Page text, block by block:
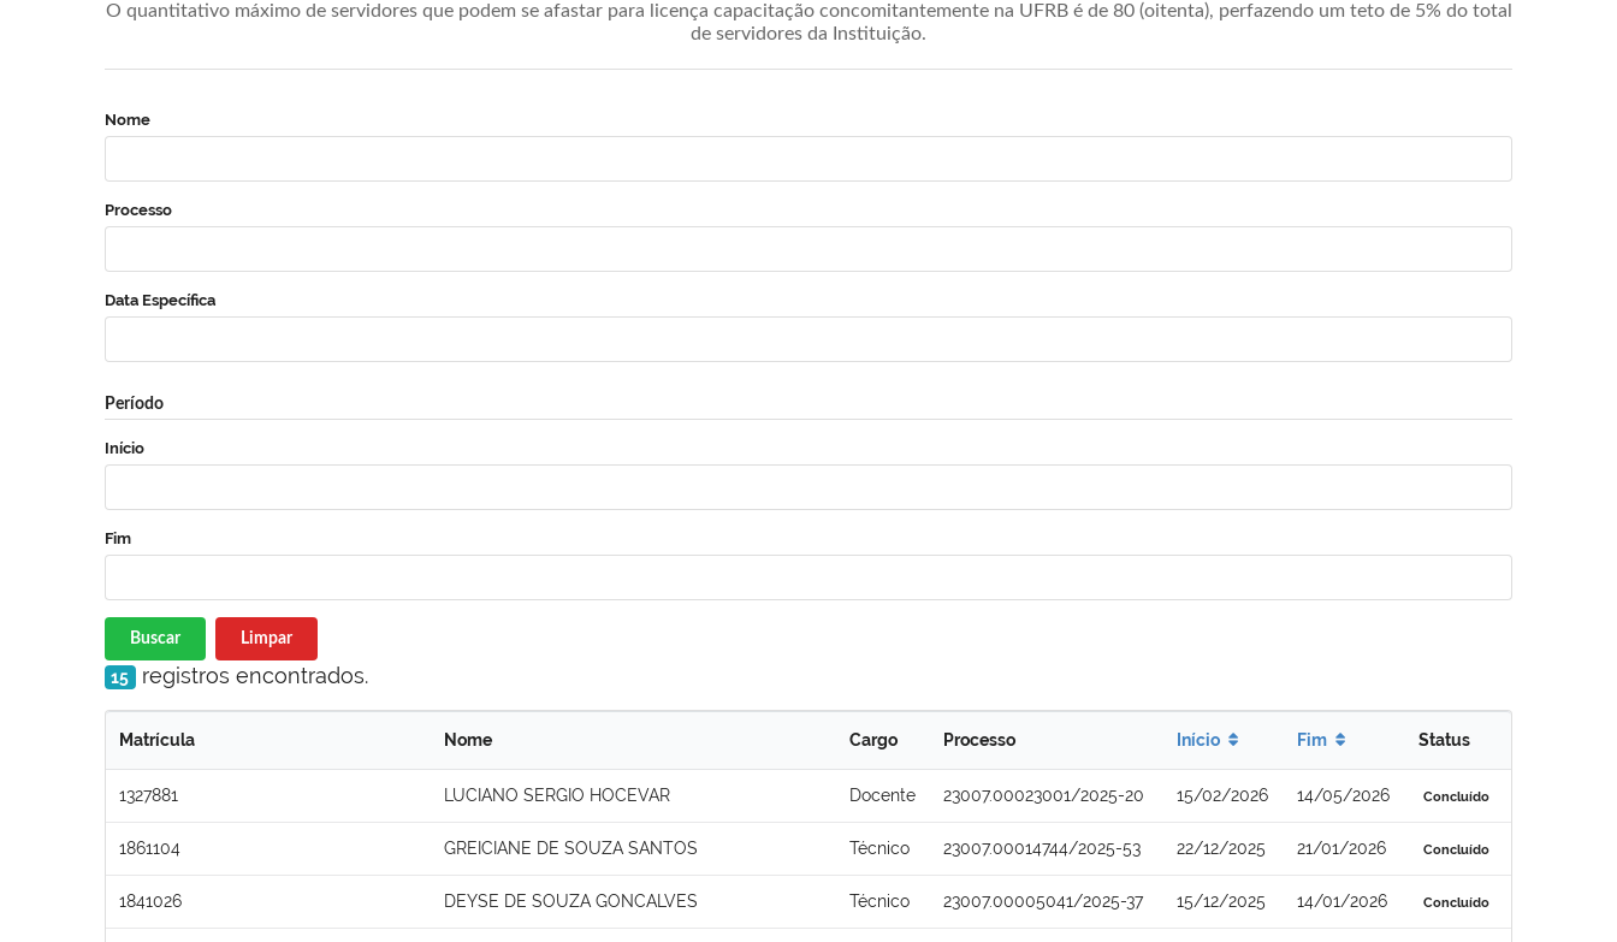
O quantitativo máximo de servidores que podem se afastar para licença capacitação concomitantemente na UFRB é de 80 (oitenta), perfazendo um teto de 5% do total
de servidores da Instituição.
Nome
Processo
Data Específica
Período
Início
Fim
Buscar Limpar
15 registros encontrados.
Matrícula Nome Cargo Processo Início Fim Status
1327881 LUCIANO SERGIO HOCEVAR Docente 23007.00023001/2025-20 15/02/2026 14/05/2026 Concluído
1861104 GREICIANE DE SOUZA SANTOS Técnico 23007.00014744/2025-53 22/12/2025 21/01/2026 Concluído
1841026 DEYSE DE SOUZA GONCALVES Técnico 23007.00005041/2025-37 15/12/2025 14/01/2026 Concluído